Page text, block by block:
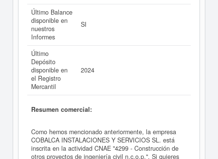
Último Balance
disponible en
nuestros
Informes
SI
Último
Depósito
disponible en
el Registro
Mercantil
2024
Resumen comercial:
Como hemos mencionado anteriormente, la empresa
COBALCA INSTALACIONES Y SERVICIOS SL. está
inscrita en la actividad CNAE "4299 - Construcción de
otros proyectos de ingeniería civil n.c.o.p.". Si quieres